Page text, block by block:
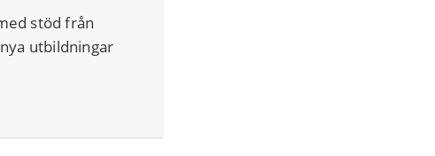
stöd från
utbildningar